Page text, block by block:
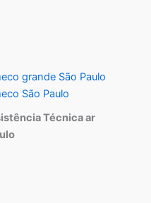
grande São Paulo
São Paulo
Técnica ar